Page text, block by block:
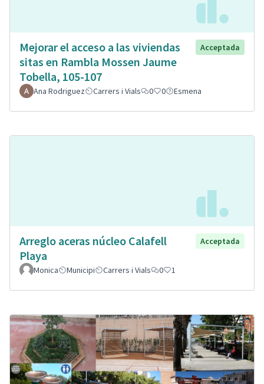
Mejorar el acceso a las viviendas
sitas en Rambla Mossen Jaume
Tobella, 105-107
Acceptada
Ana Rodriguez Carrers i Vials 0 0 Esmena
Arreglo aceras núcleo Calafell
Playa
Acceptada
Monica Municipi Carrers i Vials 0 1